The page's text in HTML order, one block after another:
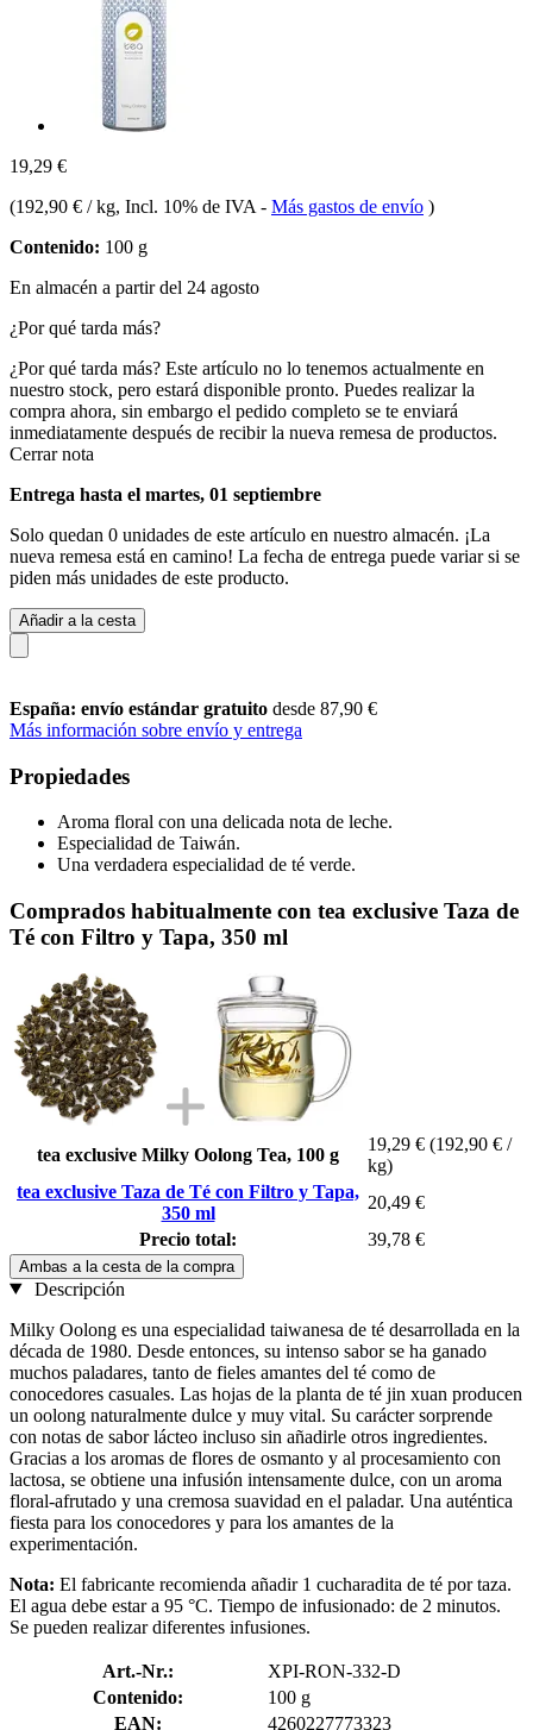
19,29 €
(192,90 € / kg, Incl. 10% de IVA - Más gastos de envío )
Contenido: 100 g
En almacén a partir del 24 agosto
¿Por qué tarda más?
¿Por qué tarda más? Este artículo no lo tenemos actualmente en
nuestro stock, pero estará disponible pronto. Puedes realizar la
compra ahora, sin embargo el pedido completo se te enviará
inmediatamente después de recibir la nueva remesa de productos.
Cerrar nota
Entrega hasta el martes, 01 septiembre
Solo quedan 0 unidades de este artículo en nuestro almacén. ¡La
nueva remesa está en camino! La fecha de entrega puede variar si se
piden más unidades de este producto.
Añadir a la cesta
España: envío estándar gratuito desde 87,90 €
Más información sobre envío y entrega
Propiedades
Aroma floral con una delicada nota de leche.
Especialidad de Taiwán.
Una verdadera especialidad de té verde.
Comprados habitualmente con tea exclusive Taza de
Té con Filtro y Tapa, 350 ml
tea exclusive Milky Oolong Tea, 100 g
19,29 € (192,90 € /
kg)
tea exclusive Taza de Té con Filtro y Tapa,
350 ml
20,49 €
Precio total:
39,78 €
Ambas a la cesta de la compra
Descripción
Milky Oolong es una especialidad taiwanesa de té desarrollada en la
década de 1980. Desde entonces, su intenso sabor se ha ganado
muchos paladares, tanto de fieles amantes del té como de
conocedores casuales. Las hojas de la planta de té jin xuan producen
un oolong naturalmente dulce y muy vital. Su carácter sorprende
con notas de sabor lácteo incluso sin añadirle otros ingredientes.
Gracias a los aromas de flores de osmanto y al procesamiento con
lactosa, se obtiene una infusión intensamente dulce, con un aroma
floral-afrutado y una cremosa suavidad en el paladar. Una auténtica
fiesta para los conocedores y para los amantes de la
experimentación.
Nota: El fabricante recomienda añadir 1 cucharadita de té por taza.
El agua debe estar a 95 °C. Tiempo de infusionado: de 2 minutos.
Se pueden realizar diferentes infusiones.
Art.-Nr.:
XPI-RON-332-D
Contenido:
100 g
EAN:
4260227773323